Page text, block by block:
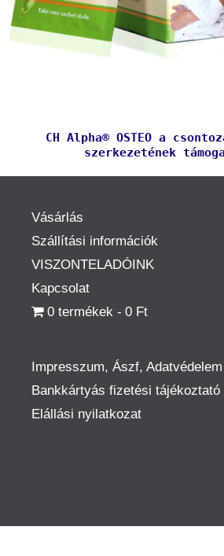
CH Alpha® OSTEO a
szerkezetének
Vásárlás
Szállítási információk
VISZONTELADÓINK
Kapcsolat
0 termékek
0 Ft
Impresszum, Ászf, Adatvédelem
Bankkártyás fizetési tájékoztató
Elállási nyilatkozat